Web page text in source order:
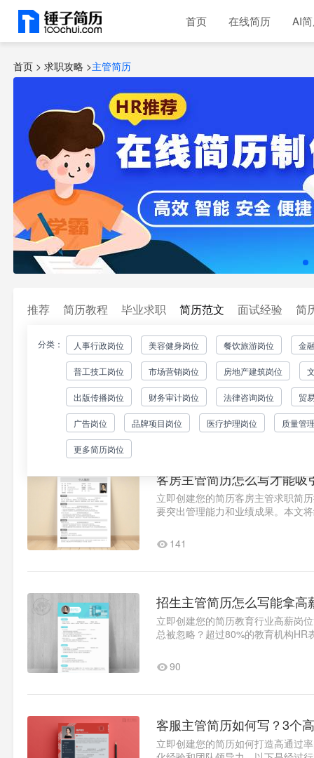
首页 在线简历 AI
首页 > 求职攻略 >主管简历
推荐 简历教程 毕业求职 简历范文
分类： 人事行政岗位 美容健身岗位 餐饮旅游岗位 金
普工技工岗位 市场营销岗位 房地产建筑岗位
出版传播岗位 财务审计岗位 法律咨询岗位 贸
广告岗位 品牌项目岗位 医疗护理岗位 质量管
更多简历岗位
面试经验 简
客服主管简历怎么写才能脱
立即创建您的简历客服主管简历撰
个经过实战检验的优秀范例（附详
向精准化范例中所有简历均..1
166
客房主管简历怎么写才能吸
立即创建您的简历客房主管求职简
要突出管理能力和业绩成果。本文
141
招生主管简历怎么写能拿高
立即创建您的简历教育行业高薪岗
总被忽略？超过80%的教育机构HR
90
客服主管简历如何写？3个
立即创建您的简历如何打造高通过